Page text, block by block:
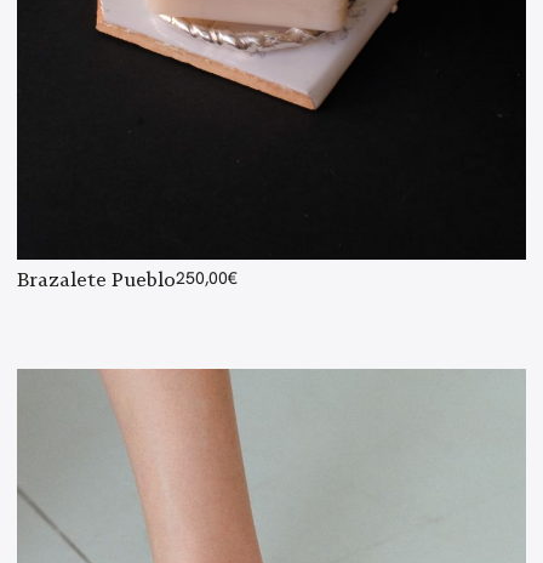
Brazalete Pueblo250,00€